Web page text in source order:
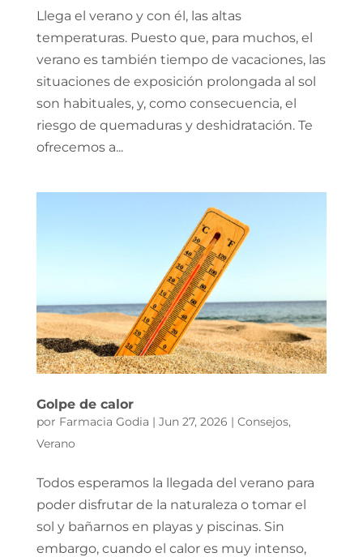
Llega el verano y con él, las altas
temperaturas. Puesto que, para muchos, el
verano es también tiempo de vacaciones, las
situaciones de exposición prolongada al sol
son habituales, y, como consecuencia, el
riesgo de quemaduras y deshidratación. Te
ofrecemos a...
Golpe de calor
por Farmacia Godia | Jun 27, 2026 | Consejos,
Verano
Todos esperamos la llegada del verano para
poder disfrutar de la naturaleza o tomar el
sol y bañarnos en playas y piscinas. Sin
embargo, cuando el calor es muy intenso,